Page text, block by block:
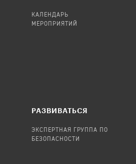
КАЛЕНДАРЬ
МЕРОПРИЯТИЙ
РАЗВИВАТЬСЯ
ЭКСПЕРТНАЯ ГРУППА ПО
БЕЗОПАСНОСТИ